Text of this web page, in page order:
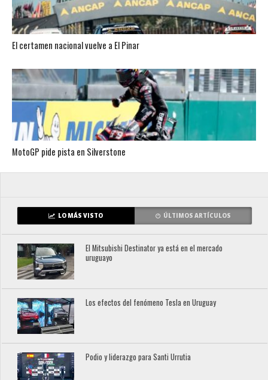
El certamen nacional vuelve a El Pinar
MotoGP pide pista en Silverstone
LO MÁS VISTO ÚLTIMOS ARTÍCULOS
El Mitsubishi Destinator ya está en el mercado
uruguayo
Los efectos del fenómeno Tesla en Uruguay
Podio y liderazgo para Santi Urrutia